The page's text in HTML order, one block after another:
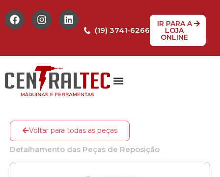
(19) 3741-6266
IR PARA A
LOJA
ONLINE
Voltar para todas as peças
Detalhamento das Peças de Reposição